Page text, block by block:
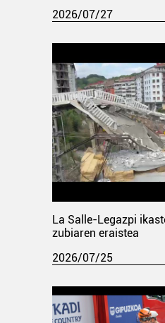
2026/07/27
La Salle-Legazpi
zubiaren eraistea
2026/07/25